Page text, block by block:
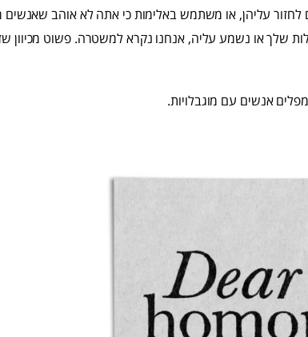
עליהן, או משתמש באלימות כי אתה לא אוהב שאנשים
שלך או נשמע עליה, אנחנו נקרא למשטרה. פשוט מכיוון
אנשים עם מוגבלויות.